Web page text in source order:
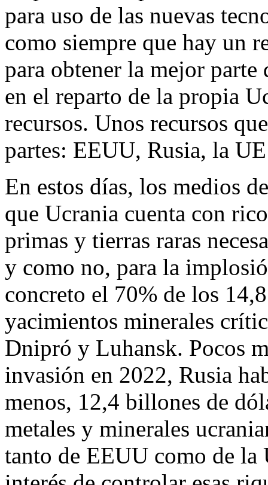
para uso de las nuevas
como siempre que hay un
para obtener la mejor parte
en el reparto de la propia
recursos. Unos recursos
partes: EEUU, Rusia, la
En estos días, los medios
que Ucrania cuenta con
primas y tierras raras
y como no, para la
concreto el 70% de los
yacimientos minerales
Dnipró y Luhansk. Pocos
invasión en 2022, Rusia
menos, 12,4 billones de
metales y minerales
tanto de EEUU como de